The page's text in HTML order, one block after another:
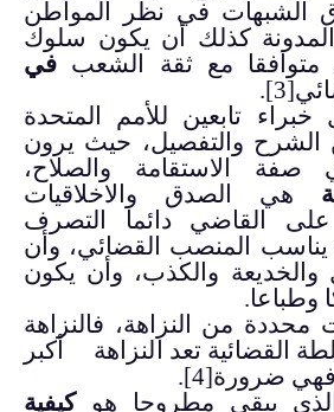
الشبهات في نظر المواطن
المدونة كذلك أن يكون سلوك
مع ثقة الشعب في
[3]
.
خبراء تابعين للأمم المتحدة
الشرح والتفصيل، حيث يرون
صفة الاستقامة والصلاح،
هي الصدق والاخلاقيات
على القاضي دائما التصرف
المنصب القضائي، وأن
والخديعة والكذب، وأن يكون
وطباعا.
محددة من النزاهة، فالنزاهة
القضائية تعد النزاهة أكبر
فهي ضرورة[4]
.
يبقى مطروحا هوكيفية